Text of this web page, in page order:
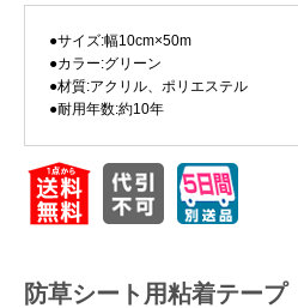
クイックオーダー
Myページ
●サイズ:幅10cm×50m
●カラー:グリーン
●材質:アクリル、ポリエステル
●耐用年数:約10年
防草シート用粘着テープ